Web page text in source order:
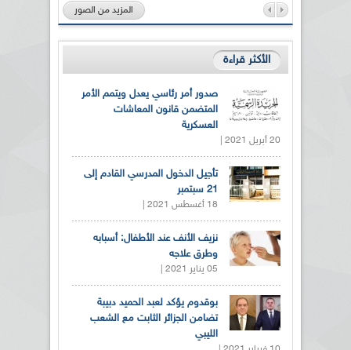
المزيد من الصور
الأكثر قراءة
صدور أمر رئاسي يعدل ويتمم الأمر
المتضمن قانون المعاشات
العسكرية
20 أبريل 2021 |
تأجيل الدخول المدرسي القادم إلى
21 سبتمبر
18 أغسطس 2021 |
نزيف الأنف عند الأطفال: أسبابه
وطرق علاجه
05 يناير 2021 |
بوقدوم يؤكد لعبد الحميد دبيبة
تضامن الجزائر الثابت مع الشعب
الليبي